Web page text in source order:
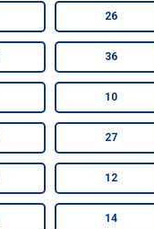
26
36
10
27
12
14